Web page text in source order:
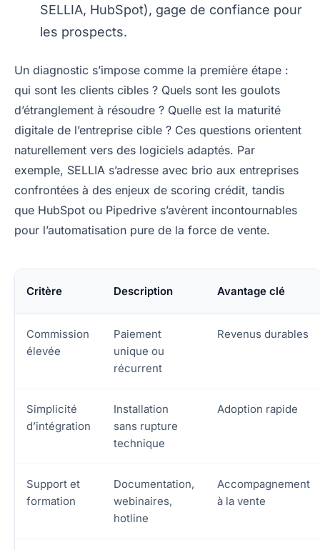
SELLIA, HubSpot), gage de confiance pour
les prospects.
Un diagnostic s’impose comme la première étape :
qui sont les clients cibles ? Quels sont les goulots
d’étranglement à résoudre ? Quelle est la maturité
digitale de l’entreprise cible ? Ces questions orientent
naturellement vers des logiciels adaptés. Par
exemple, SELLIA s’adresse avec brio aux entreprises
confrontées à des enjeux de scoring crédit, tandis
que HubSpot ou Pipedrive s’avèrent incontournables
pour l’automatisation pure de la force de vente.
Critère Description Avantage clé
Commission
élevée
Paiement
unique ou
récurrent
Revenus durables
Simplicité
d’intégration
Installation
sans rupture
technique
Adoption rapide
Support et
formation
Documentation,
webinaires,
hotline
Accompagnement
à la vente